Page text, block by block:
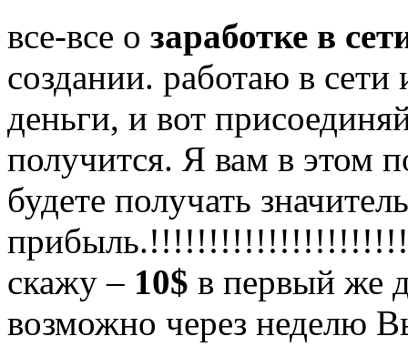
все-все о заработке в
создании. работаю в
деньги, и вот
получится. Я вам в этом
будете получать
скажу – 10$ в первый же
возможно через неделю